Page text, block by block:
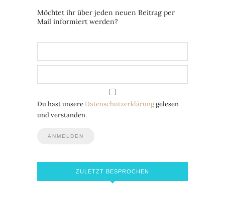
Möchtet ihr über jeden neuen Beitrag per
Mail informiert werden?
Du hast unsere Datenschutzerklärunggelesen
und verstanden.
ZULETZT BESPROCHEN